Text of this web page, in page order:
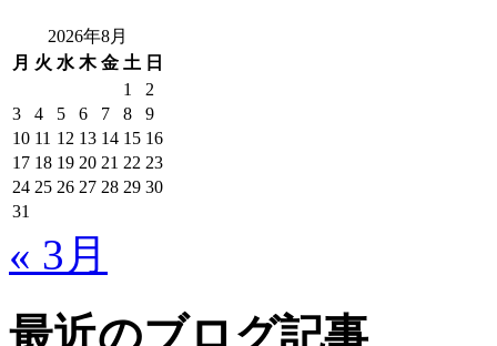
2026年8月
月 火 水 木 金 土 日
1
2
3
4 5 6 7 8
9
10 11 12 13 14 15 16
17 18 19 20 21 22 23
24 25 26 27 28 29 30
31
« 3月
最近のブログ記事